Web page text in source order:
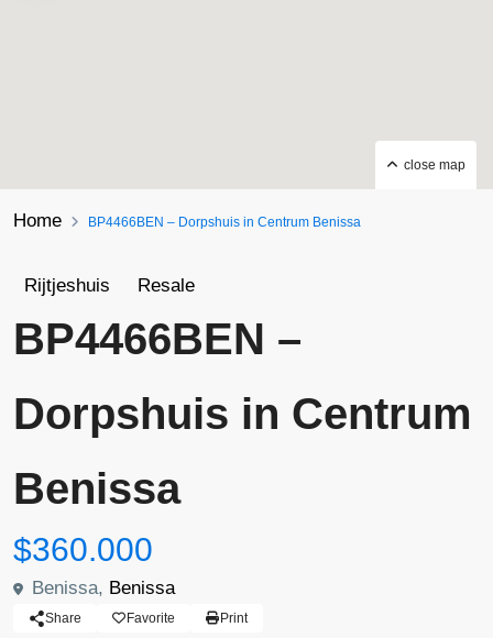
close map
Home BP4466BEN – Dorpshuis in Centrum Benissa
Rijtjeshuis Resale
BP4466BEN –
Dorpshuis in Centrum
Benissa
$360.000
Benissa, Benissa
Share Favorite Print